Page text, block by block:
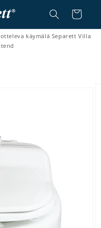
Ostoskori
käymälä Separett Villa